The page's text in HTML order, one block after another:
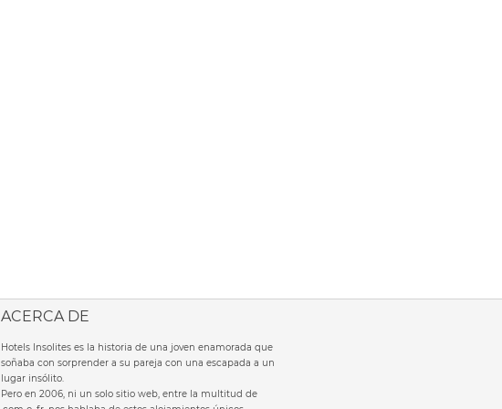
ACERCA DE
Hotels Insolites es la historia de una joven enamorada que
soñaba con sorprender a su pareja con una escapada a un
lugar insólito.
Pero en 2006, ni un solo sitio web, entre la multitud de